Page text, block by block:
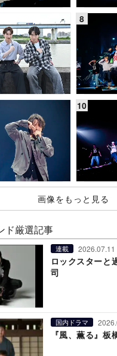
画像をもっと見る
ド厳選記事
連載 2026.07.11
ロックスターと
司
国内ドラマ
『風、薫る』